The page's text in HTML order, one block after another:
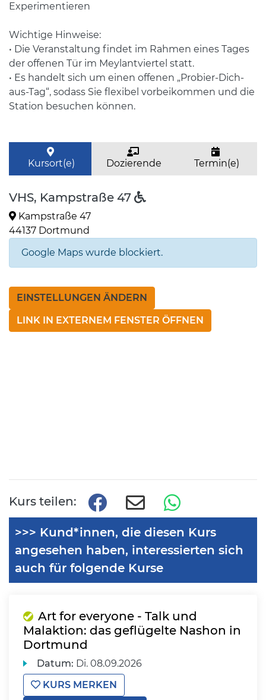
Experimentieren
Wichtige Hinweise:
• Die Veranstaltung findet im Rahmen eines Tages
der offenen Tür im Meylantviertel statt.
• Es handelt sich um einen offenen „Probier-Dich-
aus-Tag“, sodass Sie flexibel vorbeikommen und die
Station besuchen können.
Kursort(e) Dozierende Termin(e)
VHS, Kampstraße 47
Kampstraße 47
44137 Dortmund
Google Maps wurde blockiert.
EINSTELLUNGEN ÄNDERN
LINK IN EXTERNEM FENSTER ÖFFNEN
Kurs teilen:
>>> Kund*innen, die diesen Kurs
angesehen haben, interessierten sich
auch für folgende Kurse
Art for everyone - Talk und
Malaktion: das geflügelte Nashon in
Dortmund
Datum: Di. 08.09.2026
KURS MERKEN